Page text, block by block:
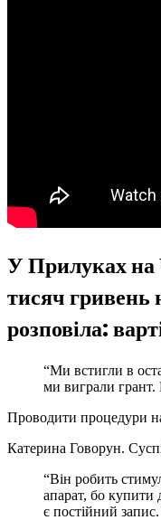
У Прилуках на
тисяч гривень
розповіла:
“Ми встигли в
ми виграли грант.
Проводити процедури
Катерина Говорун.
“Він робить
апарат, бо
є постійний